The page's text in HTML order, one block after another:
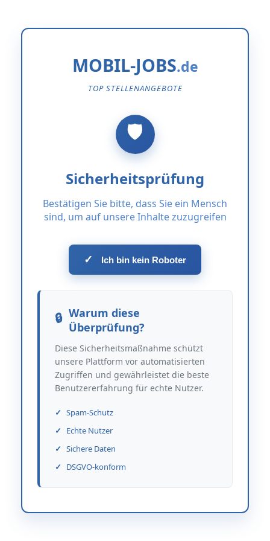
MOBIL-JOBS
TOP STELLENANGEBOTE
Sicherheitsprüfung
Bestätigen Sie bitte, dass Sie ein Mensch
sind, um auf unsere Inhalte zuzugreifen
✓ Ich bin kein Roboter
Warum diese
Überprüfung?
Diese Sicherheitsmaßnahme schützt
unsere Plattform vor automatisierten
Zugriffen und gewährleistet die beste
Benutzererfahrung für echte Nutzer.
Spam-Schutz
Echte Nutzer
Sichere Daten
DSGVO-konform